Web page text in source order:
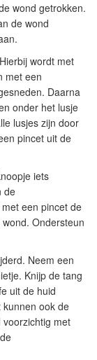
wond getrokken.
de wond
Hierbij wordt met
met een
Daarna
onder het lusje
lusjes zijn door
pincet uit de
iets
de
een pincet de
Ondersteun
Neem een
Knijp de tang
uit de huid
kunnen ook de
met